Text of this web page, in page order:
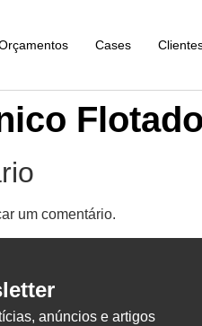
Cases
um comentário.
anúncios e artigos